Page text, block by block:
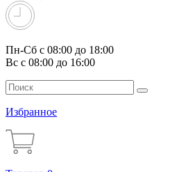
Пн-Сб с 08:00 до 18:00
Вс с 08:00 до 16:00
Избранное